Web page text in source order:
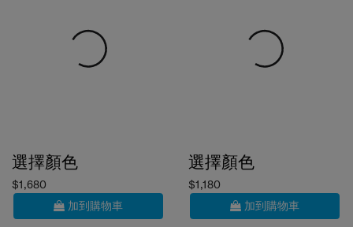
$1,680
加到購物車
$1,180
加到購物車